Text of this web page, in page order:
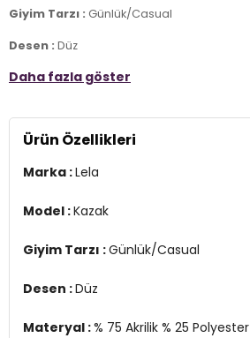
Giyim Tarzı : Günlük/Casual
Desen : Düz
Materyal :% 75 Akrilik % 25 Polyester
Kol Bilgisi :Uzun Kol
Kalıp Bilgisi : Regular Fit
Manken Ölçüsü :
Basen : 92 cm Beden : One Size
Üretim Yeri :Türkiye
Daha fazla göster
Ürün Özellikleri
Marka :Lela
Model :Kazak
Giyim Tarzı :Günlük/Casual
Desen :Düz
Materyal :% 75 Akrilik % 25 Polyester